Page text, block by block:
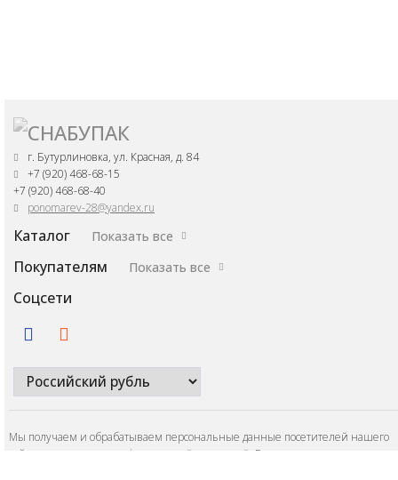
г. Бутурлиновка, ул. Красная, д. 84
+7 (920) 468-68-15
+7 (920) 468-68-40
ponomarev-28@yandex.ru
Каталог Показать все
Покупателям Показать все
Соцсети
Мы получаем и обрабатываем персональные данные посетителей нашего
сайта в соответствии с
официальной политикой . Если вы не даете согласия